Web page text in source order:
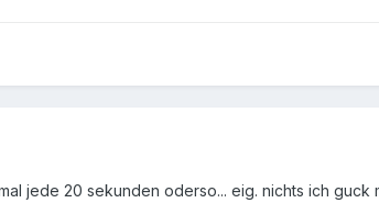
jede 20 sekunden oderso... eig. nichts ich